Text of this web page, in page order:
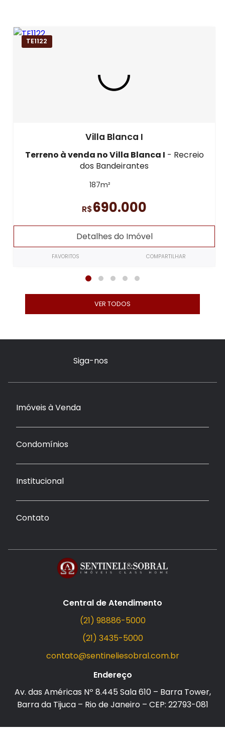
TE1122
Villa Blanca I
Terreno à venda no Villa Blanca I - Recreio
dos Bandeirantes
187m²
R$690.000
Detalhes do Imóvel
FAVORITOS COMPARTILHAR
VER TODOS
Siga-nos
Imóveis à Venda
Condomínios
Institucional
Contato
Central de Atendimento
(21) 98886-5000
(21) 3435-5000
contato@sentineliesobral.com.br
Endereço
Av. das Américas Nº 8.445 Sala 610 – Barra Tower,
Barra da Tijuca – Rio de Janeiro – CEP: 22793-081